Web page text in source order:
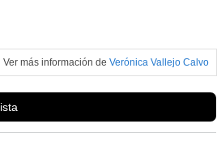
Ver más información de Verónica Vallejo Calvo